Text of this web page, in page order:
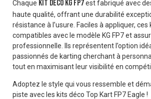
Chaque kit déco KG FP7est fabriqué avec
haute qualité, offrant une durabilité
résistance à l’usure. Faciles à appliquer, ces
compatibles avec le modèle KG FP7 et
professionnelle. Ils représentent l’option
passionnés de karting cherchant à
tout en maximisant leur visibilité en
Adoptez le style qui vous ressemble et
piste avec les kits déco Top Kart FP7 Eagle !